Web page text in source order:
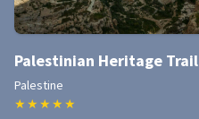
Palestinian Heritage Trail
Palestine
★ ★ ★ ★ ★